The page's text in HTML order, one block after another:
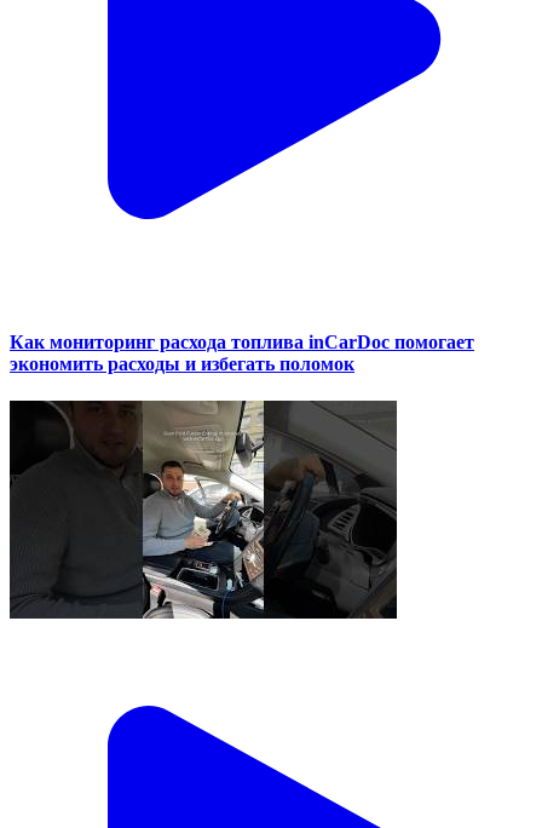
Как мониторинг расхода топлива inCarDoc помогает
экономить расходы и избегать поломок